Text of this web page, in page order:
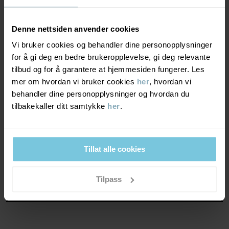
Denne nettsiden anvender cookies
Vi bruker cookies og behandler dine personopplysninger
for å gi deg en bedre brukeropplevelse, gi deg relevante
tilbud og for å garantere at hjemmesiden fungerer. Les
mer om hvordan vi bruker cookies her, hvordan vi
behandler dine personopplysninger og hvordan du
tilbakekaller ditt samtykke her.
Tillat alle cookies
Tilpass
VINDTETTHET 6/6
Vindtett membran
Optimal vindbeskyttelse. Plagget stenger ute all vind.
MATERIALE & PLEIERÅD
Materiale
100% Polyester Recycled
LEVERING OG RETUR